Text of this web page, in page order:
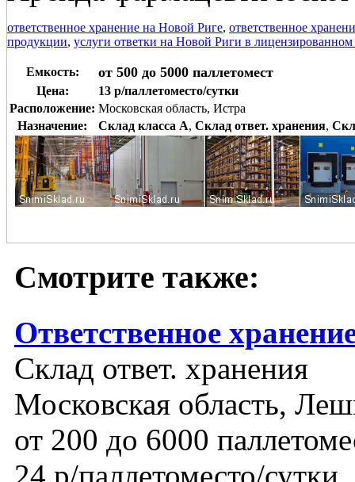
ответственное хранение на Новой Риге, ответственное
продукции, услуги ответки на Новой Риги в лицензированном
Емкость: от 500 до 5000 паллетомест
Цена:
13 р/паллетоместо/сутки
Расположение: Московская область, Истра
Назначение:
Склад класса A, Склад ответ. хранения,
Смотрите также:
Ответственное
Склад ответ. хранения
Московская область,
от 200 до 6000
24 р/паллетоместо/сутки